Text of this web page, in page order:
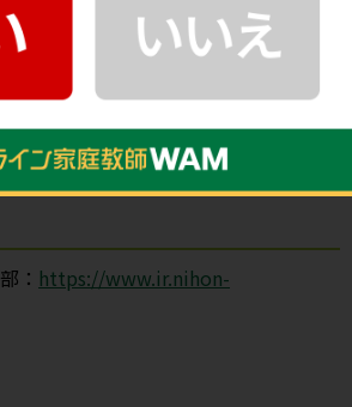
係学部基本情報
： https://www.ir.nihon-